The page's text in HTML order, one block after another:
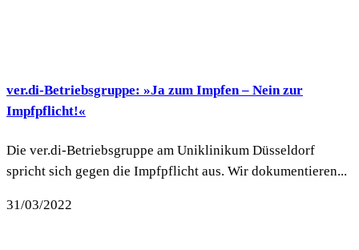
ver.di-Betriebsgruppe: »Ja zum Impfen – Nein zur
Impfpflicht!«
Die ver.di-Betriebsgruppe am Uniklinikum Düsseldorf
spricht sich gegen die Impfpflicht aus. Wir dokumentieren...
31/03/2022